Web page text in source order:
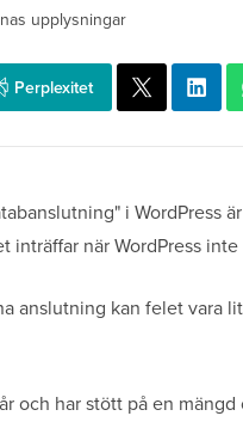
upplysningar
Perplexitet
i WordPress
när WordPress
anslutning kan felet vara
och har stött på en